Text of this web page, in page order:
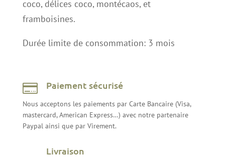
coco, délices coco, montécaos, et
framboisines.
Durée limite de consommation: 3 mois
 Paiement sécurisé
Nous acceptons les paiements par Carte Bancaire (Visa,
mastercard, American Express…) avec notre partenaire
Paypal ainsi que par Virement.
Livraison